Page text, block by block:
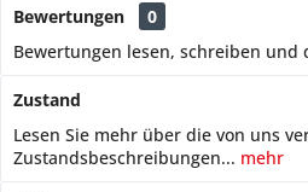
Bewertungen
0
Bewertungen lesen, schreiben und
Zustand
Lesen Sie mehr über die von uns
Zustandsbeschreibungen... mehr